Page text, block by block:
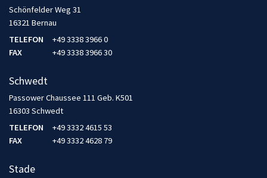
Schönfelder Weg 31
16321 Bernau
TELEFON
+49 3338 3966 0
FAX
+49 3338 3966 30
Schwedt
Passower Chaussee 111 Geb. K501
16303 Schwedt
TELEFON
+49 3332 4615 53
FAX
+49 3332 4628 79
Stade